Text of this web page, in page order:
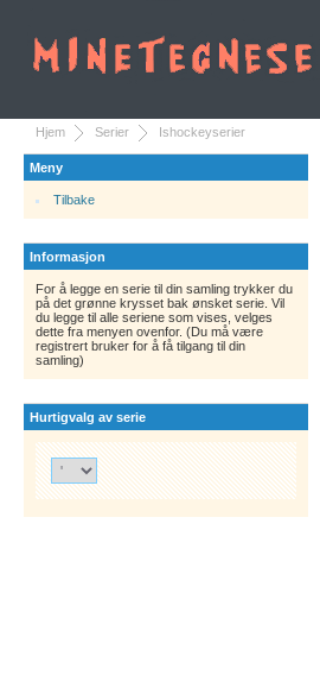
Hjem Serier Ishockeyserier
Meny
Tilbake
Informasjon
For å legge en serie til din samling trykker du
på det grønne krysset bak ønsket serie. Vil
du legge til alle seriene som vises, velges
dette fra menyen ovenfor. (Du må være
registrert bruker for å få tilgang til din
samling)
Hurtigvalg av serie